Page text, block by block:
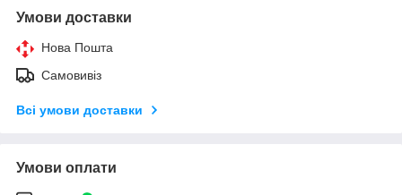
Умови доставки
Нова Пошта
Самовивіз
Всі умови доставки
Умови оплати